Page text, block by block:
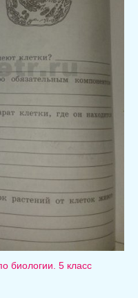
биологии. 5 класс